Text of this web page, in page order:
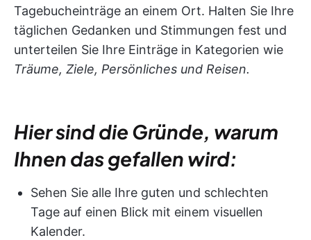
Tagebucheinträge an einem Ort. Halten Sie Ihre
täglichen Gedanken und Stimmungen fest und
unterteilen Sie Ihre Einträge in Kategorien wie
Träume, Ziele, Persönliches und Reisen.
Hier sind die Gründe, warum
Ihnen das gefallen wird:
Sehen Sie alle Ihre guten und schlechten
Tage auf einen Blick mit einem visuellen
Kalender.